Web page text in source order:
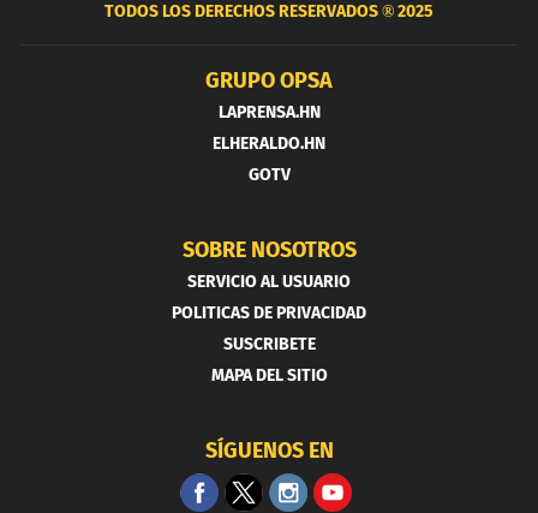
TODOS LOS DERECHOS RESERVADOS ®2025
GRUPO OPSA
LAPRENSA.HN
ELHERALDO.HN
GOTV
SOBRE NOSOTROS
SERVICIO AL USUARIO
POLITICAS DE PRIVACIDAD
SUSCRIBETE
MAPA DEL SITIO
SÍGUENOS EN